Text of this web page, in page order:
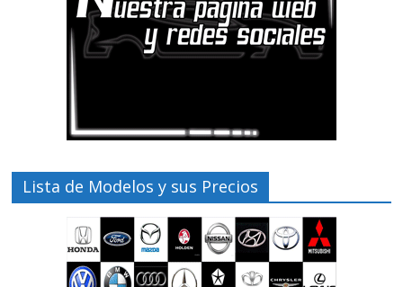
Lista de Modelos y sus Precios